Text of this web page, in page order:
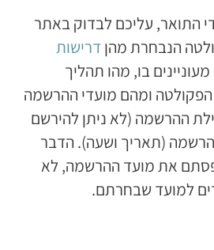
התואר, עליכם לבדוק באתר
הנבחרת מהן דרישות
בו, מהו תהליך
ומהם מועדי ההרשמה
ההרשמה (לא ניתן להירשם
(תאריך ושעה). הדבר
את מועד ההרשמה, לא
למועד שבחרתם.